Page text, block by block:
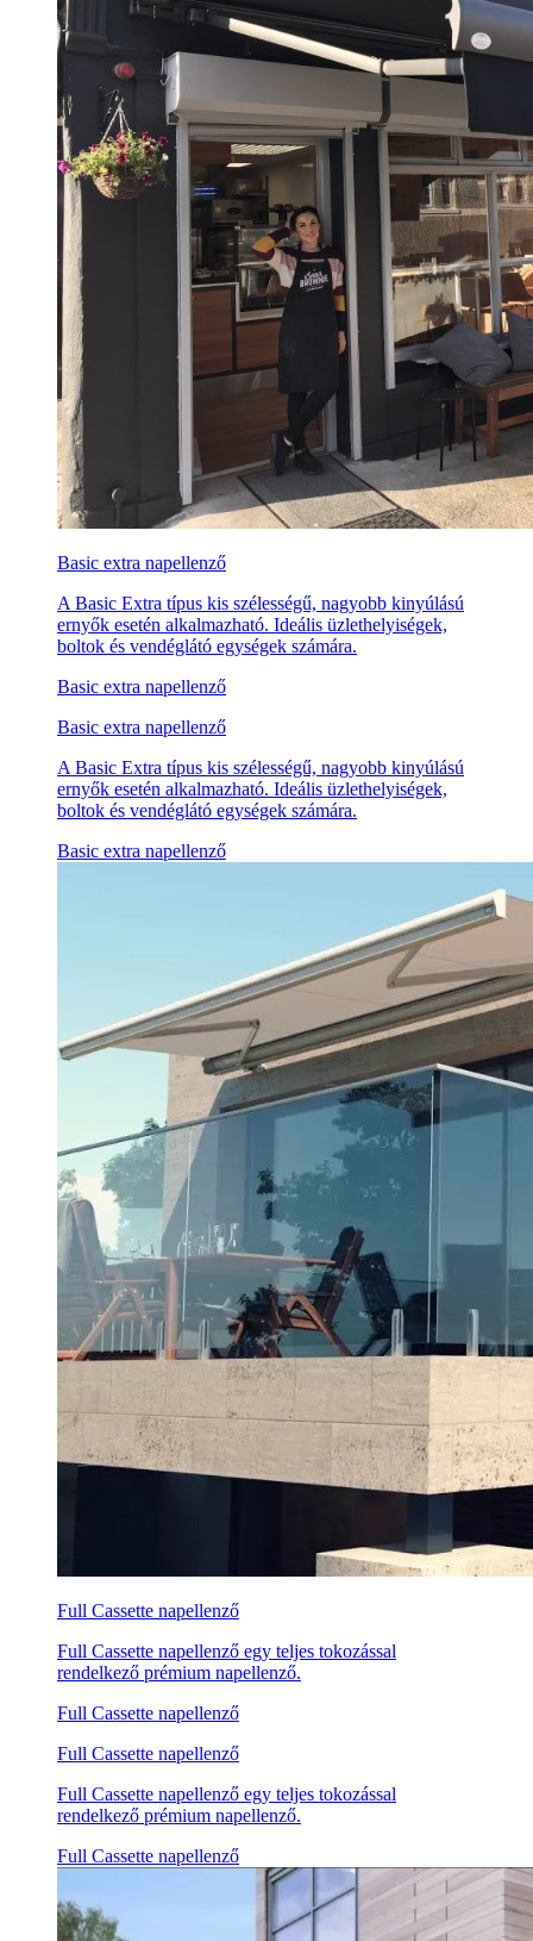
Basic extra napellenző
A Basic Extra típus kis szélességű, nagyobb kinyúlású
ernyők esetén alkalmazható. Ideális üzlethelyiségek,
boltok és vendéglátó egységek számára.
Basic extra napellenző
Basic extra napellenző
A Basic Extra típus kis szélességű, nagyobb kinyúlású
ernyők esetén alkalmazható. Ideális üzlethelyiségek,
boltok és vendéglátó egységek számára.
Basic extra napellenző
Full Cassette napellenző
Full Cassette napellenző egy teljes tokozással
rendelkező prémium napellenző.
Full Cassette napellenző
Full Cassette napellenző
Full Cassette napellenző egy teljes tokozással
rendelkező prémium napellenző.
Full Cassette napellenző